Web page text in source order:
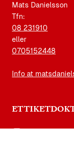
Mats Danielsson
Tfn:
08 231910
eller
0705152448
Info at